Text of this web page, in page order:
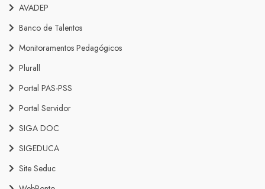
AVADEP
Banco de Talentos
Monitoramentos Pedagógicos
Plurall
Portal PAS-PSS
Portal Servidor
SIGA DOC
SIGEDUCA
Site Seduc